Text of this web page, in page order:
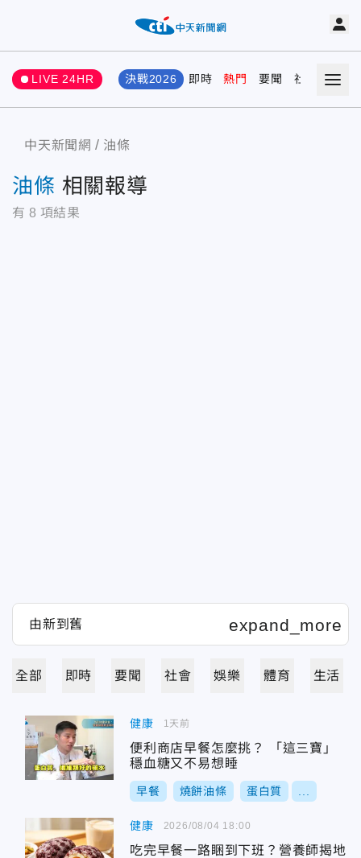
LIVE 24HR 決戰2026 即時 熱門 要聞 社會 娛樂
中天新聞網 油條
油條 相關報導
有 8 項結果
全部 即時 要聞 社會 娛樂 體育 生活
健康
便利商店早餐怎麼挑？ 「這三寶」
穩血糖又不易想睡
早餐 燒餅油條 蛋白質
1天前
健康
吃完早餐一路睏到下班？營養師揭地
2026/08/04 18:00